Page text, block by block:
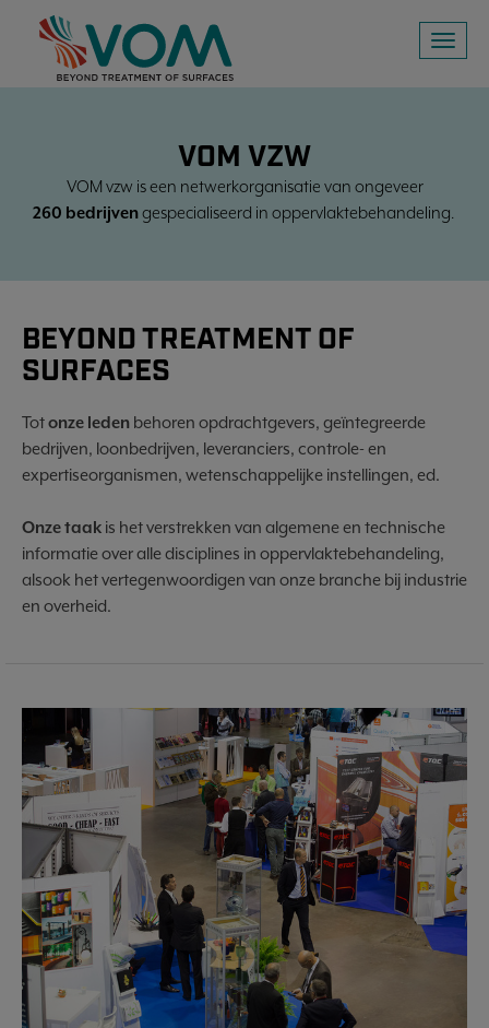
Toggle
VOM VZW
VOM vzw is een netwerkorganisatie van ongeveer
260 bedrijvengespecialiseerd in oppervlaktebehandeling.
BEYOND TREATMENT OF
SURFACES
Totonze leden behoren opdrachtgevers, geïntegreerde
bedrijven, loonbedrijven, leveranciers, controle- en
expertiseorganismen, wetenschappelijke instellingen, ed.
Onze taak is het verstrekken van algemene en technische
informatie over alle disciplines in oppervlaktebehandeling,
alsook het vertegenwoordigen van onze branche bij industrie
en overheid.